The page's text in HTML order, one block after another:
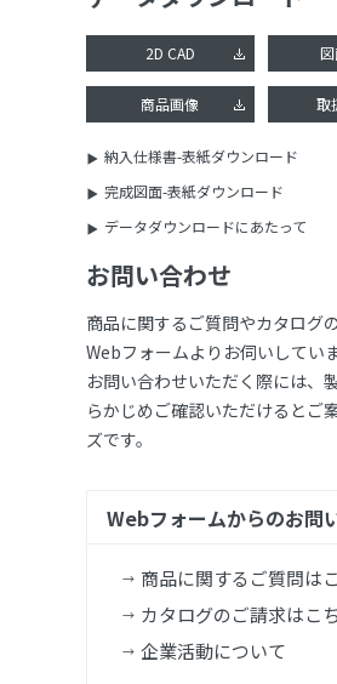
2D CAD
商品画像 取
納入仕様書-表紙ダウンロード
完成図面-表紙ダウンロード
データダウンロードにあたって
お問い合わせ
商品に関するご質問やカタログ
Webフォームよりお伺いしていま
お問い合わせいただく際には、
らかじめご確認いただけるとご
ズです。
Webフォームからのお問
商品に関するご質問は
カタログのご請求はこ
企業活動について